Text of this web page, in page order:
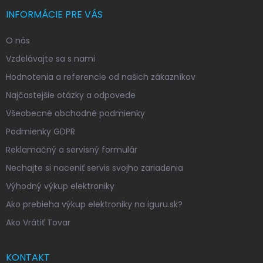
INFORMÁCIE PRE VÁS
O nás
Vzdelávajte sa s nami
Hodnotenia a referencie od našich zákazníkov
Najčastejšie otázky a odpovede
Všeobecné obchodné podmienky
Podmienky GDPR
Reklamačný a servisný formulár
Nechajte si naceniť servis svojho zariadenia
Výhodný výkup elektroniky
Ako prebieha výkup elektroniky na iguru.sk?
Ako Vrátiť Tovar
KONTAKT